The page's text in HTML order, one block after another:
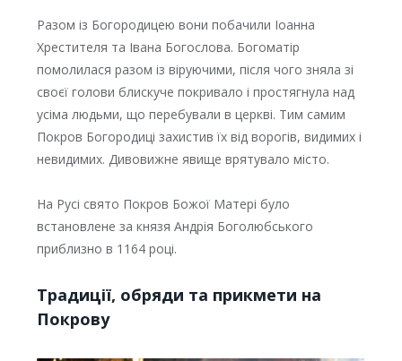
Разом із Богородицею вони побачили Іоанна
Хрестителя та Івана Богослова. Богоматір
помолилася разом із віруючими, після чого зняла зі
своєї голови блискуче покривало і простягнула над
усіма людьми, що перебували в церкві. Тим самим
Покров Богородиці захистив їх від ворогів, видимих і
невидимих. Дивовижне явище врятувало місто.
На Русі свято Покров Божої Матері було
встановлене за князя Андрія Боголюбського
приблизно в 1164 році.
Традиції, обряди та прикмети на
Покрову